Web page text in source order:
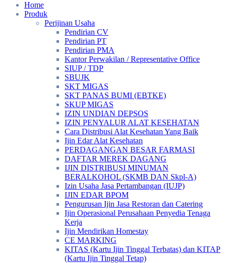
Home
Produk
Perijinan Usaha
Pendirian CV
Pendirian PT
Pendirian PMA
Kantor Perwakilan / Representative Office
SIUP / TDP
SBUJK
SKT MIGAS
SKT PANAS BUMI (EBTKE)
SKUP MIGAS
IZIN UNDIAN DEPSOS
IZIN PENYALUR ALAT KESEHATAN
Cara Distribusi Alat Kesehatan Yang Baik
Ijin Edar Alat Kesehatan
PERDAGANGAN BESAR FARMASI
DAFTAR MEREK DAGANG
IJIN DISTRIBUSI MINUMAN
BERALKOHOL (SKMB DAN Skpl-A)
Izin Usaha Jasa Pertambangan (IUJP)
IJIN EDAR BPOM
Pengurusan Ijin Jasa Restoran dan Catering
Ijin Operasional Perusahaan Penyedia Tenaga
Kerja
Ijin Mendirikan Homestay
CE MARKING
KITAS (Kartu Ijin Tinggal Terbatas) dan KITAP
(Kartu Ijin Tinggal Tetap)